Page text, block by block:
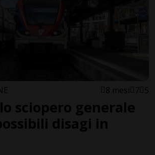
8 mesi 7 5
sciopero generale
disagi in